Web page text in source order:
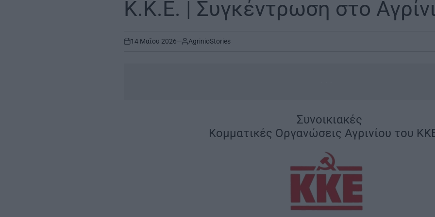
Κ.Κ.Ε. | Συγκέντρωση στο
on
14 Μαΐου 2026 AgrinioStories
Συνοικιακές
Κομματικές Οργανώσεις Αγρινίου του